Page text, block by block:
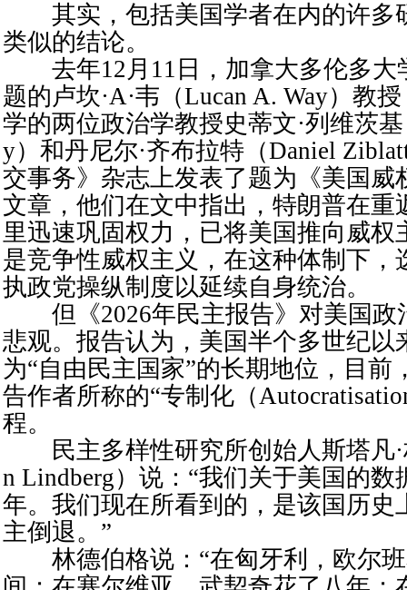
其实，包括美国学者在内的许多
类似的结论。
去年12月11日，加拿大多伦多大
题的卢坎·A·韦（Lucan A. Way）教
学的两位政治学教授史蒂文·列维茨
y）和丹尼尔·齐布拉特（Daniel
交事务》杂志上发表了题为《美国威
文章，他们在文中指出，特朗普在重
里迅速巩固权力，已将美国推向威权
是竞争性威权主义，在这种体制下，
执政党操纵制度以延续自身统治。
但《2026年民主报告》对美国政
悲观。报告认为，美国半个多世纪以
为“自由民主国家”的长期地位，目前
告作者所称的“专制化（
程。
民主多样性研究所创始人斯塔凡·
n Lindberg）说：“我们关于美国的数
年。我们现在所看到的，是该国历史
主倒退。”
林德伯格说：“在匈牙利，欧尔班